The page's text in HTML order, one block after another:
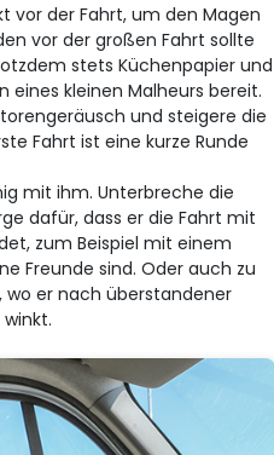
vor der Fahrt, um den Magen
vor der großen Fahrt sollte
stets Küchenpapier und
eines kleinen Malheurs bereit.
und steigere die
Fahrt ist eine kurze Runde
mit ihm. Unterbreche die
dafür, dass er die Fahrt mit
zum Beispiel mit einem
Freunde sind. Oder auch zu
er nach überstandener